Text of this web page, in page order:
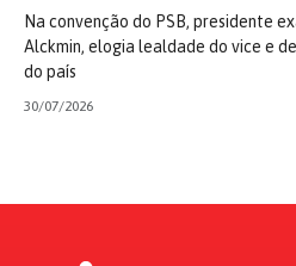
Na convenção do PSB, presidente
Alckmin, elogia lealdade do vice e
do país
30/07/2026